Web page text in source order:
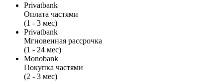
Privatbank
Оплата частями
(1 - 3 мес)
Privatbank
Мгновенная рассрочка
(1 - 24 мес)
Monobank
Покупка частями
(2 - 3 мес)